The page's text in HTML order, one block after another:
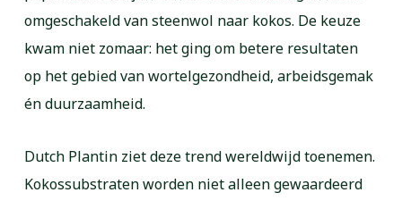
omgeschakeld van steenwol naar kokos. De keuze
kwam niet zomaar: het ging om betere resultaten
op het gebied van wortelgezondheid, arbeidsgemak
én duurzaamheid.
Dutch Plantin ziet deze trend wereldwijd toenemen.
Kokossubstraten worden niet alleen gewaardeerd